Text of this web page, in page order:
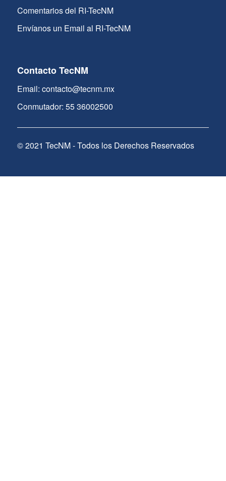
Comentarios del RI-TecNM
Envíanos un Email al RI-TecNM
Contacto TecNM
Email: contacto@tecnm.mx
Conmutador: 55 36002500
© 2021 TecNM - Todos los Derechos Reservados